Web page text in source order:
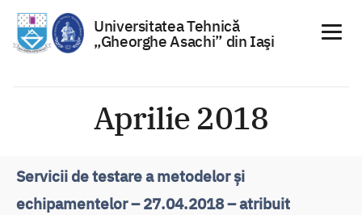
Universitatea Tehnică
„Gheorghe Asachi” din Iaşi
Aprilie 2018
Servicii de testare a metodelor și
echipamentelor – 27.04.2018 – atribuit